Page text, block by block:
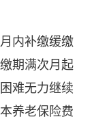
内补缴缓缴
期满次月起
难无力继续
养老保险费